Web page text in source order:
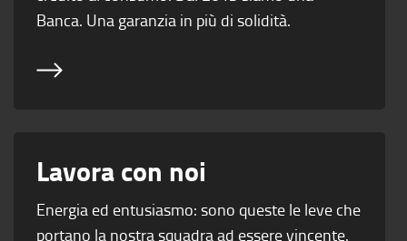
Banca. Una garanzia in più di solidità.
Lavora con noi
Energia ed entusiasmo: sono queste le leve che
portano la nostra squadra ad essere vincente.